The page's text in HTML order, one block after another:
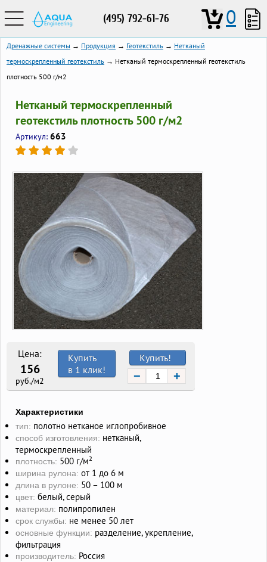
(495) 792-61-76 0
Дренажные системы → Продукция → Геотекстиль → Нетканый
термоскрепленный геотекстиль → Нетканый термоскрепленный геотекстиль
плотность 500 г/м2
Нетканый термоскрепленный
геотекстиль плотность 500 г/м2
Артикул: 663
Цена:
156
руб./м2
Купить!
− +
Купить
в 1 клик!
Характеристики
тип: полотно нетканое иглопробивное
способ изготовления: нетканый,
термоскрепленный
плотность: 500 г/м²
ширина рулона: от 1 до 6 м
длина в рулоне: 50 – 100 м
цвет: белый, серый
материал: полипропилен
срок службы: не менее 50 лет
основные функции: разделение, укрепление,
фильтрация
производитель: Россия